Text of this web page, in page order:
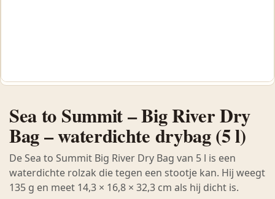
Sea to Summit – Big River Dry
Bag – waterdichte drybag (5 l)
De Sea to Summit Big River Dry Bag van 5 l is een
waterdichte rolzak die tegen een stootje kan. Hij weegt
135 g en meet 14,3 × 16,8 × 32,3 cm als hij dicht is.